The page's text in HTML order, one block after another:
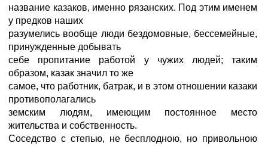
название казаков, именно рязанских. Под этим именем
у предков наших
разумелись вообще люди бездомовные, бессемейные,
принужденные добывать
себе пропитание работой у чужих людей; таким
образом, казак значил то же
самое, что работник, батрак, и в этом отношении казаки
противополагались
земским людям, имеющим постоянное место
жительства и собственность.
Соседство с степью, не бесплодною, но привольною